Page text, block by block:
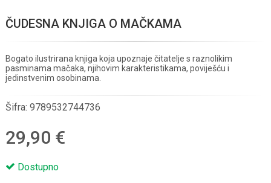
ČUDESNA KNJIGA O MAČKAMA
Bogato ilustrirana knjiga koja upoznaje čitatelje s raznolikim
pasminama mačaka, njihovim karakteristikama, poviješću i
jedinstvenim osobinama.
Šifra: 9789532744736
29,90 €
Dostupno